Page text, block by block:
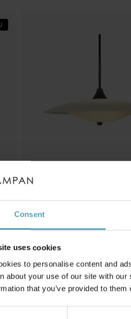
Consent
uses cookies
to personalise content and
about your use of our site with
that you’ve provided to
HALO DESIGN